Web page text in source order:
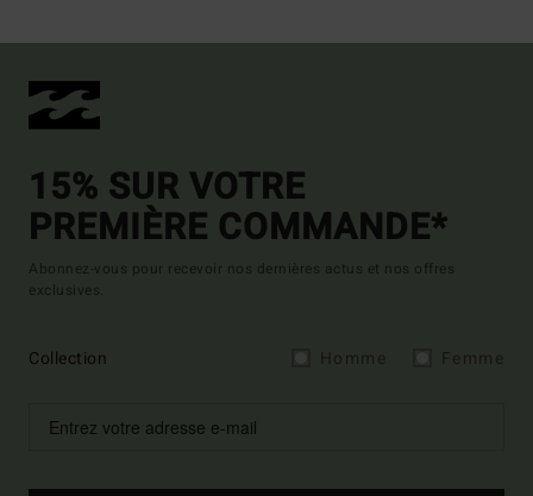
15% SUR VOTRE
PREMIÈRE COMMANDE*
Abonnez-vous pour recevoir nos dernières actus et nos offres
exclusives.
Collection